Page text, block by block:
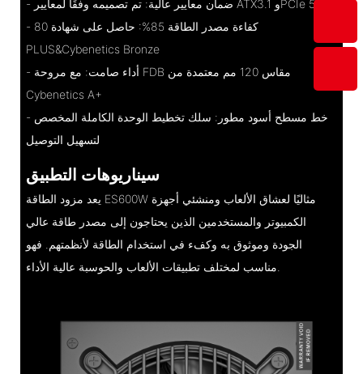
- ضمان معايير عالية: تم تصميمه وفقًا لمعايير ATX3.1 وPCIe 5.1
- كفاءة مصدر الطاقة 85%: حاصل على شهادة 80
PLUS&Cybenetics Bronze
- أداء صامت: مع مروحة FDB مقاس 120 مم معتمدة من
Cybenetics A+
- خط مسطح أسود مطور: سلك تخطيط الوحدة الكاملة المخصص
لتسهيل التوصيل
سيناريوهات التطبيق
يعد مزود الطاقة ES600W مثاليًا لعشاق الألعاب ومنشئي أجهزة
الكمبيوتر والمستخدمين الذين يحتاجون إلى مصدر طاقة عالي
الجودة وموثوق به وكفء في استخدام الطاقة لأنظمتهم. فهو